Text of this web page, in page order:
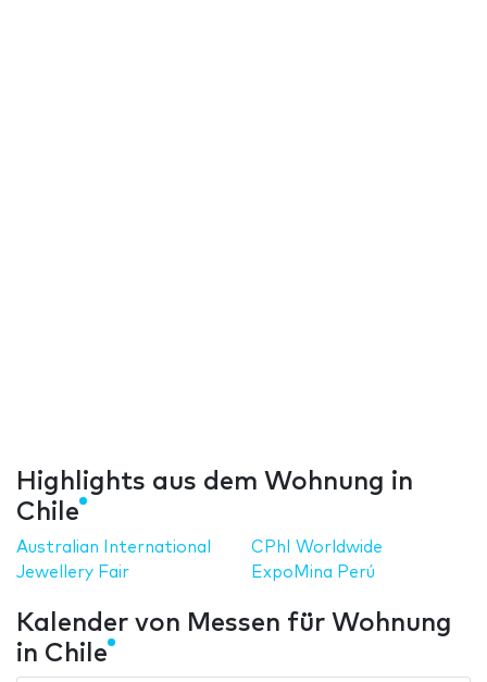
Highlights aus dem Wohnung in
Chile
Australian International
Jewellery Fair
CPhI Worldwide
ExpoMina Perú
Kalender von Messen für Wohnung
in Chile